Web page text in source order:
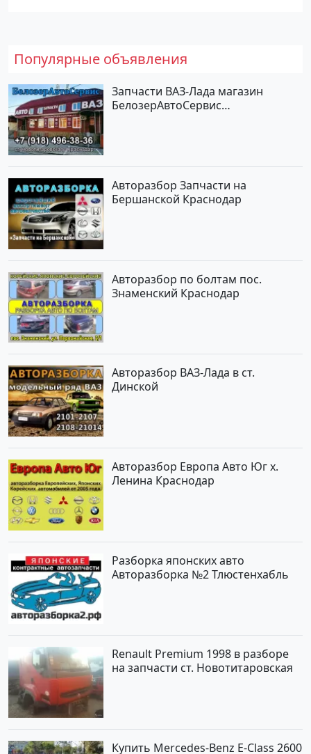
Популярные объявления
Запчасти ВАЗ-Лада магазин
БелозерАвтоСервис
Авторазбор Запчасти на
Бершанской Краснодар
Авторазбор по болтам пос.
Знаменский Краснодар
Авторазбор ВАЗ-Лада в ст.
Динской
Авторазбор Европа Авто Юг х.
Ленина Краснодар
Разборка японских авто
Авторазборка №2 Тлюстенхабль
Renault Premium 1998 в разборе
на запчасти ст. Новотитаровская
Купить Mercedes-Benz E-Class 2600